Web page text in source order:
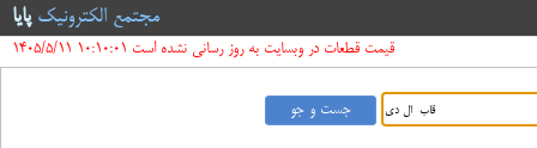
مجتمع الکترونیکپایا
قیمت قطعات در وبسایت به روز رسانی نشده است 10:10:01 1405/5/11